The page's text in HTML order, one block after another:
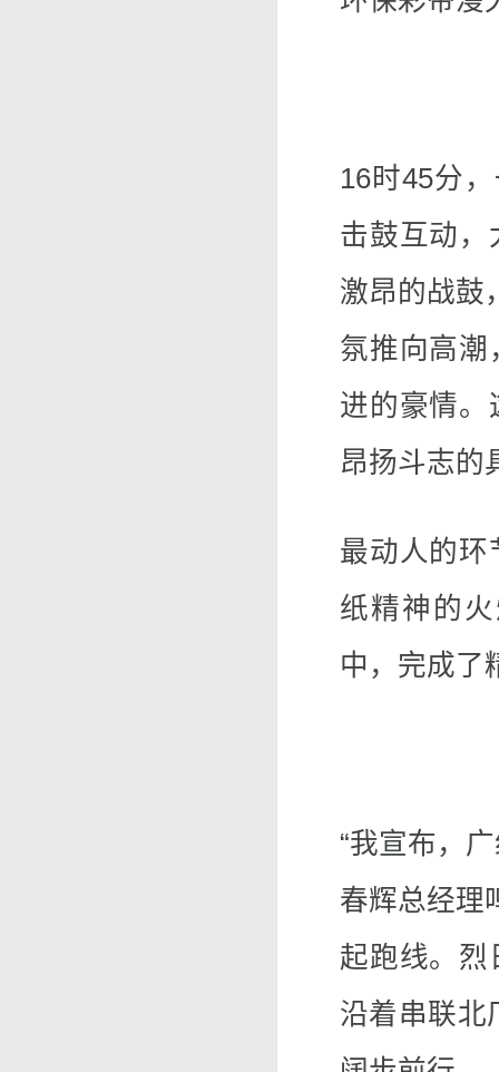
16时45分
击鼓互动，
激昂的战鼓
氛推向高潮
进的豪情。
昂扬斗志的
最动人的环
纸精神的
中，完成了
“我宣布，
春辉总经理
起跑线。烈
沿着串联北